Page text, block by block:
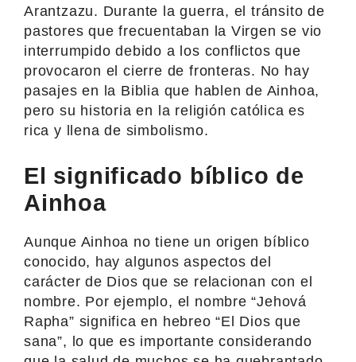
Arantzazu. Durante la guerra, el tránsito de
pastores que frecuentaban la Virgen se vio
interrumpido debido a los conflictos que
provocaron el cierre de fronteras. No hay
pasajes en la Biblia que hablen de Ainhoa,
pero su historia en la religión católica es
rica y llena de simbolismo.
El significado bíblico de
Ainhoa
Aunque Ainhoa no tiene un origen bíblico
conocido, hay algunos aspectos del
carácter de Dios que se relacionan con el
nombre. Por ejemplo, el nombre “Jehová
Rapha” significa en hebreo “El Dios que
sana”, lo que es importante considerando